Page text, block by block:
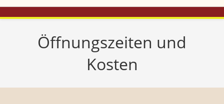
MENÜ
Öffnungszeiten und
Kosten